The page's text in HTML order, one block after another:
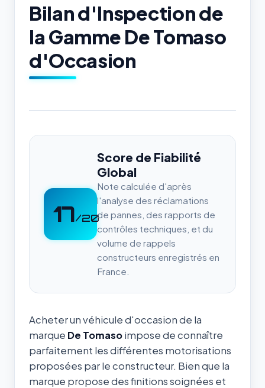
Bilan d'Inspection de
la Gamme De Tomaso
d'Occasion
17/20
Score de Fiabilité
Global
Note calculée d'après
l'analyse des réclamations
de pannes, des rapports de
contrôles techniques, et du
volume de rappels
constructeurs enregistrés en
France.
Acheter un véhicule d'occasion de la
marque De Tomasoimpose de connaître
parfaitement les différentes motorisations
proposées par le constructeur. Bien que la
marque propose des finitions soignées et